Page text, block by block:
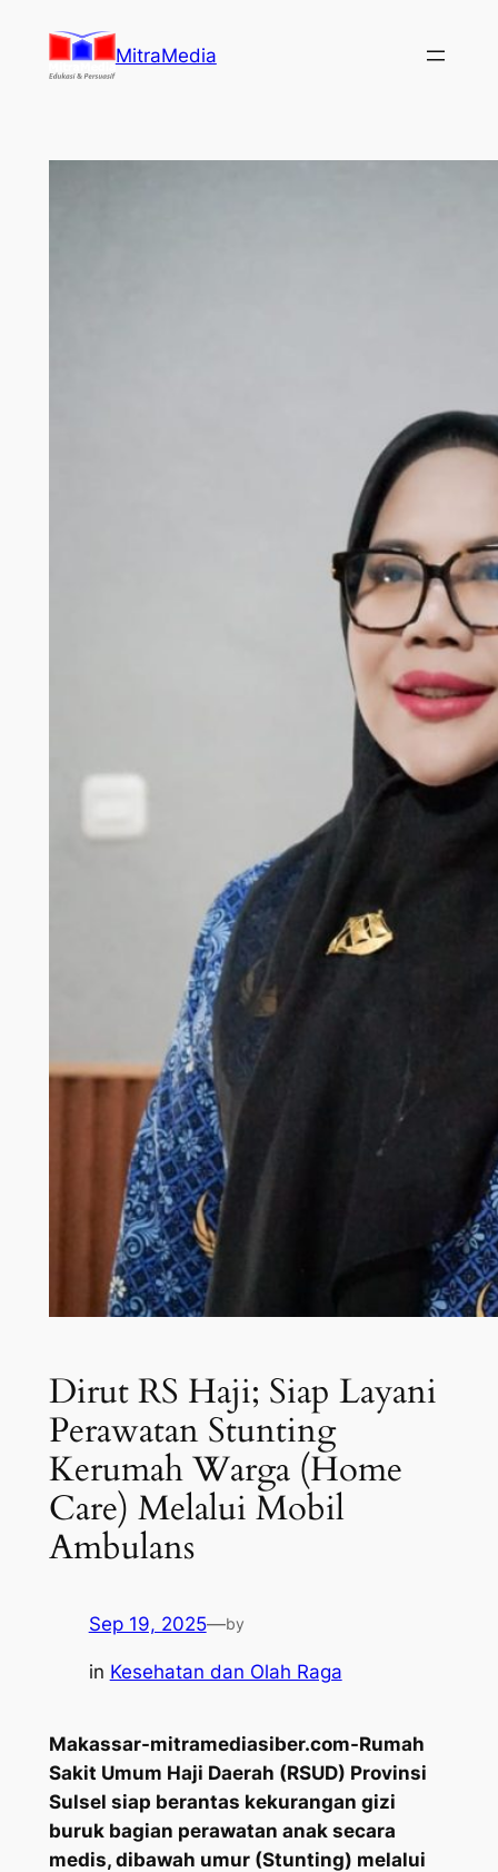
konten
MitraMedia
Dirut RS Haji; Siap Layani
Perawatan Stunting
Kerumah Warga (Home
Care) Melalui Mobil
Ambulans
Sep 19, 2025—by
in Kesehatan dan Olah Raga
Makassar-mitramediasiber.com-Rumah
Sakit Umum Haji Daerah (RSUD) Provinsi
Sulsel siap berantas kekurangan gizi
buruk bagian perawatan anak secara
medis, dibawah umur (Stunting) melalui